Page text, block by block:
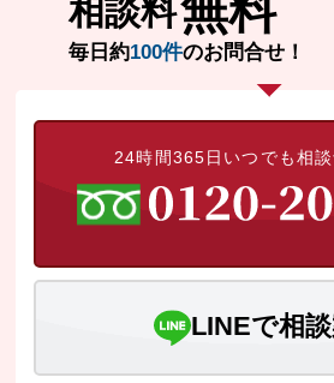
相談料無料
毎日約100件のお問合せ！
24時間365日いつでも相
LINEで相